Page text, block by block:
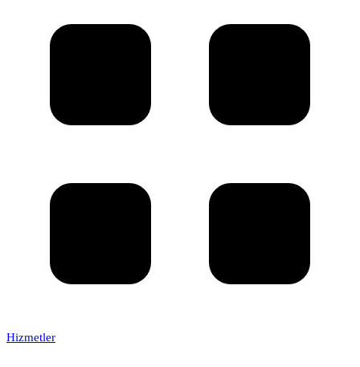
Hizmetler